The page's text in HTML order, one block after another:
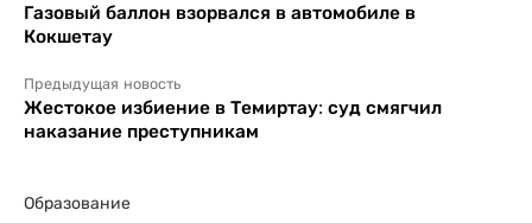
Газовый баллон взорвался в автомобиле в
Кокшетау
Предыдущая новость
Жестокое избиение в Темиртау: суд смягчил
наказание преступникам
Образование